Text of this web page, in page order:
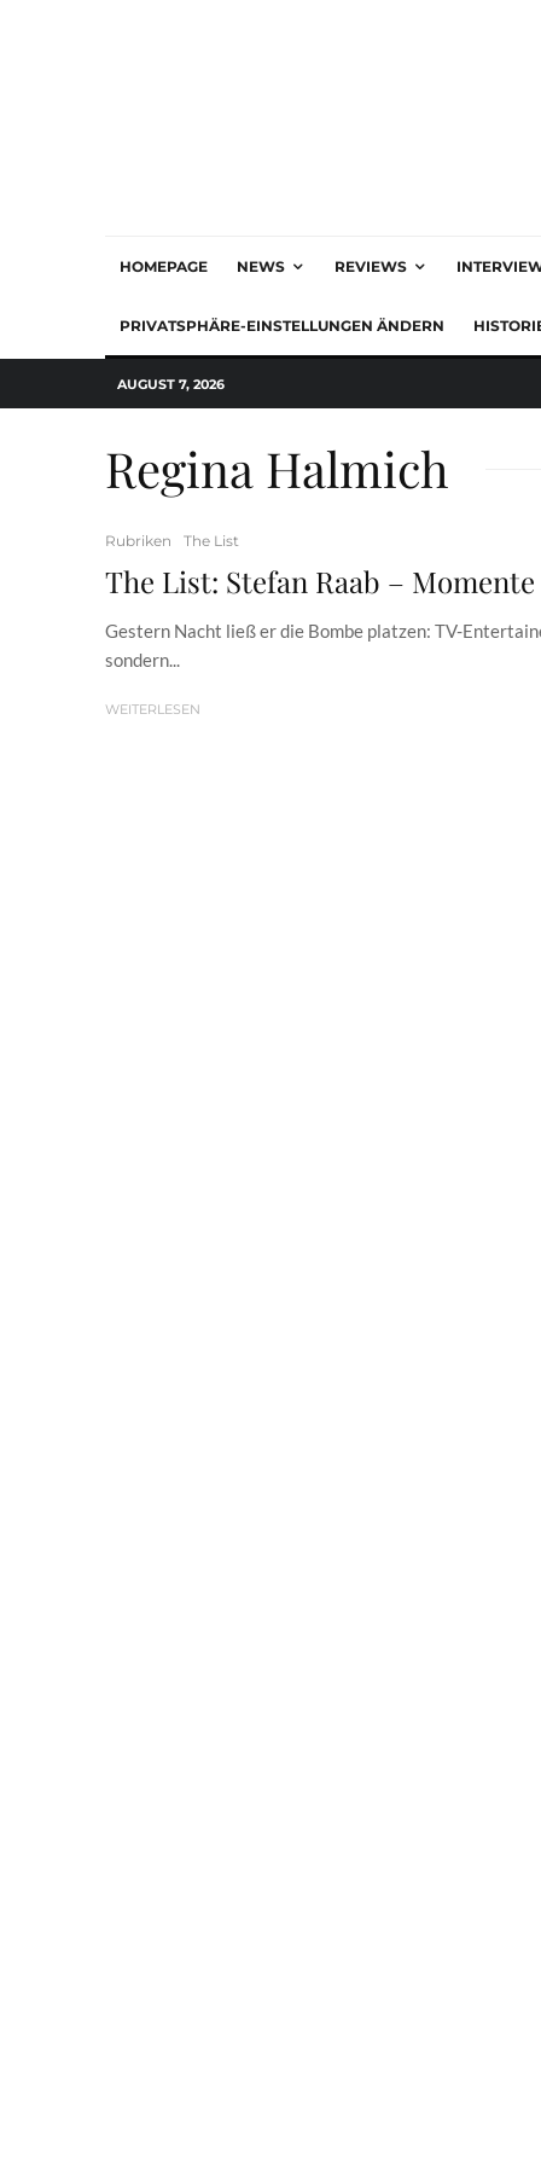
HOMEPAGE NEWS REVIEWS
PRIVATSPHÄRE-EINSTELLUNGEN ÄNDERN
AUGUST 7, 2026
Regina Halmich
Rubriken The List
The List: Stefan Raab – Momente
Gestern Nacht ließ er die Bombe platzen: TV-
sondern...
WEITERLESEN